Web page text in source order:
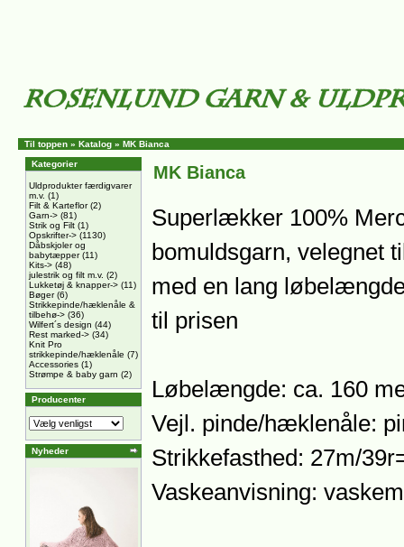
Til toppen » Katalog » MK Bianca
Kategorier
Uldprodukter færdigvarer
m.v. (1)
Filt & Karteflor(2)
Garn-> (81)
Strik og Filt (1)
Opskrifter-> (1130)
Dåbskjoler og
babytæpper(11)
Kits-> (48)
julestrik og filt m.v. (2)
Lukketøj & knapper-> (11)
Bøger(6)
Strikkepinde/hæklenåle &
tilbehø-> (36)
Wilfert´s design (44)
Rest marked-> (34)
Knit Pro
strikkepinde/hæklenåle (7)
Accessories (1)
Strømpe & baby garn (2)
Producenter
Nyheder
MK Bianca
Superlækker 100%
bomuldsgarn, velegnet
med en lang
til prisen
Løbelængde: ca. 160
Vejl. pinde/hæklenåle:
Strikkefasthed: 27m/
Vaskeanvisning: